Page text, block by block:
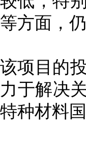
等方面，
该项目的
力于解决
特种材料